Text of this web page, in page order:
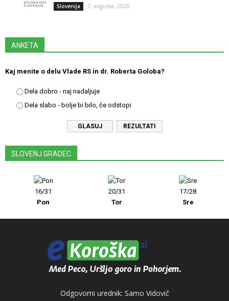
Slovenija 7. avgusta, 2026
ANKETA
Kaj menite o delu Vlade RS in dr. Roberta Goloba?
Dela dobro - naj nadaljuje
Dela slabo - bolje bi bilo, če odstopi
REZULTATI
SLOVENJ GRADEC
16/31
Pon
20/31
Tor
17/28
Sre
Odgovorni urednik: Samo Vidovič